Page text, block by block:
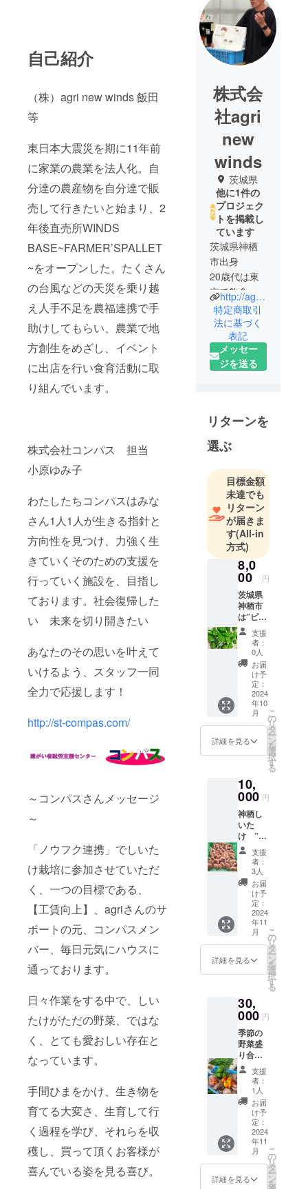
自己紹介
（株）agri new winds 飯田
等
東日本大震災を期に11年前
に家業の農業を法人化。自
分達の農産物を自分達で販
売して行きたいと始まり、2
年後直売所WINDS
BASE~FARMER’SPALLET
~をオープンした。たくさん
の台風などの天災を乗り越
え人手不足を農福連携で手
助けしてもらい、農業で地
方創生をめざし、イベント
に出店を行い食育活動に取
り組んでいます。
株式会社コンパス 担当
小原ゆみ子
わたしたちコンパスはみな
さん1人1人が生きる指針と
方向性を見つけ、力強く生
きていくそのための支援を
行っていく施設を、目指し
ております。社会復帰した
い 未来を切り開きたい
あなたのその思いを叶えて
いけるよう、スタッフ一同
全力で応援します！
http://st-compas.com/
～コンパスさんメッセージ
～
「ノウフク連携」でしいた
け栽培に参加させていただ
く、一つの目標である、
【工賃向上】、agriさんのサ
ポートの元、コンパスメン
バー、毎日元気にハウスに
通っております。
日々作業をする中で、しい
たけがただの野菜、ではな
く、とても愛おしい存在と
なっています。
手間ひまをかけ、生き物を
育てる大変さ、生育して行
く過程を学び、それらを収
穫し、買って頂くお客様が
喜んでいる姿を見る喜び。
株式会
社agri
new
winds
茨城県
他に1件の
プロジェク
トを掲載し
ています
茨城県神栖
市出身
20歳代は東
京で飲食業
の仕事をし
ていた。31
歳の時にU
ターンで茨
城県神栖市
で7代目農業
者となっ
た。数々の
越え2012年
に農業法人
を設立。直
売所WINDS
BASEをオー
プンさせ
て、六次産
業化に挑む
中今回の農
福連携しい
たけ栽培が
始まった。
今では茨城
県農業法人
協会の会長
を任されて
新たしい農
業目指して
いる。
http://agri-newwinds.com
特定商取引
法に基づく
表記
メッセー
ジを送る
リターンを
選ぶ
目標金額
未達でも
リターン
が届きま
す(All-in
方式)
8,0
00 円
茨城県
神栖市
は”ピー
マン”の
大産
地！ 柔
らか大
きい”み
おぎ”を
２ｋｇ
お届け
いたし
ます。
名称：
ピーマ
ン 個
50個 重
量：約
２㎏ 保
存方
法：商
品は常
温での
発送と
なりま
すが、
到着後
は要冷
蔵で保
管して
くださ
い 消費
期限も
着後10
日ぐら
いが目
安とな
ります
原産
地、産
地：茨
城県神
栖市
支援
者：
0人
お届
け予
定：
2024
年10
月
詳細を見る
こ
の
リ
タ
ー
ン
を
選
択
す
る
10,
000 円
神栖し
いた
け ”風
のふく
太郎”
ぷっく
らわが
ままボ
ディー
で美味
しいし
いたけ
を食卓
へ！ 名
称：生
け 個
数：約
40個 重
量：約1
㎏ 保存
方法：
商品は
常温で
の発送
となり
ます
が、到
着後は
要冷蔵
で保管
してく
ださい
支援
者：
3人
お届
け予
定：
2024
年11
月
詳細を見る
こ
の
リ
タ
ー
ン
を
選
択
す
る
30,
000 円
季節の
野菜盛
り合わ
せ ピー
マン、
風のふ
く太郎
（しい
たけ）
はもち
ろん、
あまー
いミニ
パプリ
支援
者：
1人
お届
け予
定：
2024
年11
月
詳細を見る
こ
の
リ
タ
ー
ン
を